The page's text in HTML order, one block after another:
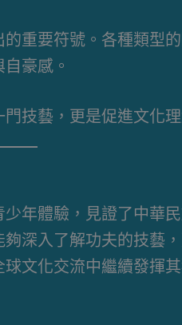
重要符號。各種類型
豪感。
技藝，更是促進文化
年體驗，見證了中華
深入了解功夫的技藝
文化交流中繼續發揮